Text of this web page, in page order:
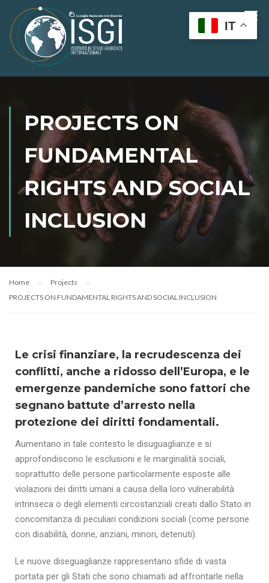
PROJECTS ON
FUNDAMENTAL
RIGHTS AND SOCIAL
INCLUSION
Home
Projects
PROJECTS ON FUNDAMENTAL RIGHTS AND SOCIAL INCLUSION
Le crisi finanziare, la recrudescenza dei
conflitti, anche a ridosso dell’Europa, e le
emergenze pandemiche sono fattori che
segnano battute d’arresto nella
protezione dei diritti fondamentali.
Aumentano in tale contesto le disuguaglianze e si
approfondiscono le esclusioni e le marginalità sociali,
soprattutto delle persone particolarmente esposte alle
violazioni dei diritti umani a causa della loro vulnerabilità
intrinseca o degli elementi circostanziali creati dallo Stato in
concomitanza di peculiari condizioni sociali (come persone
con disabilità, donne, anziani, minori, detenuti).
Le nuove diseguaglianze rappresentano sfide di vasta
portata per gli Stati che sono chiamati ad affrontarle nella
IT